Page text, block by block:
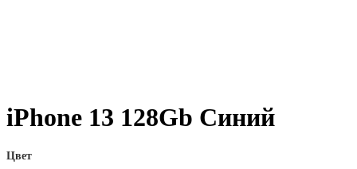
iPhone 13 128Gb Синий
Цвет